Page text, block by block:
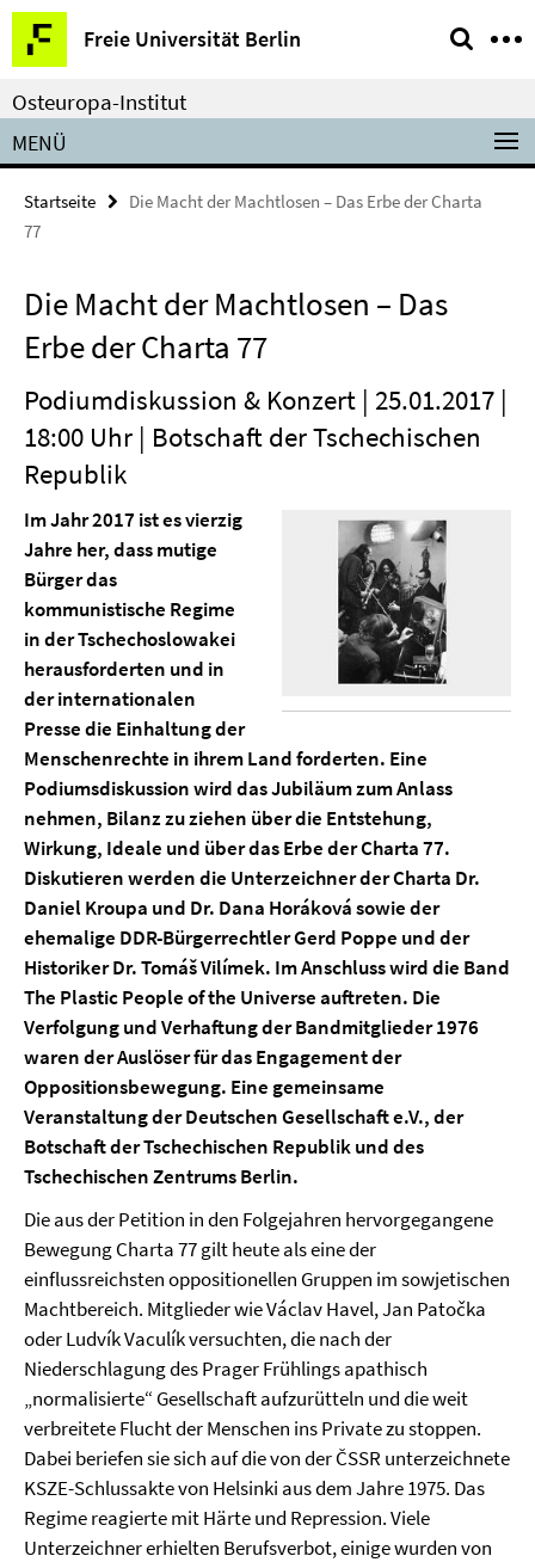
Springe
direkt
zu
Inhalt
Freie Universität Berlin
Service-
Navigation
Osteuropa-Institut
MENÜ
Startseite
Die Macht der Machtlosen – Das Erbe der Charta
77
Die Macht der Machtlosen – Das
Erbe der Charta 77
Podiumdiskussion & Konzert | 25.01.2017 |
18:00 Uhr | Botschaft der Tschechischen
Republik
Im Jahr 2017 ist es vierzig
Jahre her, dass mutige
Bürger das
kommunistische Regime
in der Tschechoslowakei
herausforderten und in
der internationalen
Presse die Einhaltung der
Menschenrechte in ihrem Land forderten. Eine
Podiumsdiskussion wird das Jubiläum zum Anlass
nehmen, Bilanz zu ziehen über die Entstehung,
Wirkung, Ideale und über das Erbe der Charta 77.
Diskutieren werden die Unterzeichner der Charta Dr.
Daniel Kroupa und Dr. Dana Horáková sowie der
ehemalige DDR-Bürgerrechtler Gerd Poppe und der
Historiker Dr. Tomáš Vilímek. Im Anschluss wird die Band
The Plastic People of the Universe auftreten. Die
Verfolgung und Verhaftung der Bandmitglieder 1976
waren der Auslöser für das Engagement der
Oppositionsbewegung. Eine gemeinsame
Veranstaltung der Deutschen Gesellschaft e.V., der
Botschaft der Tschechischen Republik und des
Tschechischen Zentrums Berlin.
Die aus der Petition in den Folgejahren hervorgegangene
Bewegung Charta 77 gilt heute als eine der
einflussreichsten oppositionellen Gruppen im sowjetischen
Machtbereich. Mitglieder wie Václav Havel, Jan Patočka
oder Ludvík Vaculík versuchten, die nach der
Niederschlagung des Prager Frühlings apathisch
„normalisierte“ Gesellschaft aufzurütteln und die weit
verbreitete Flucht der Menschen ins Private zu stoppen.
Dabei beriefen sie sich auf die von der ČSSR unterzeichnete
KSZE-Schlussakte von Helsinki aus dem Jahre 1975. Das
Regime reagierte mit Härte und Repression. Viele
Unterzeichner erhielten Berufsverbot, einige wurden von